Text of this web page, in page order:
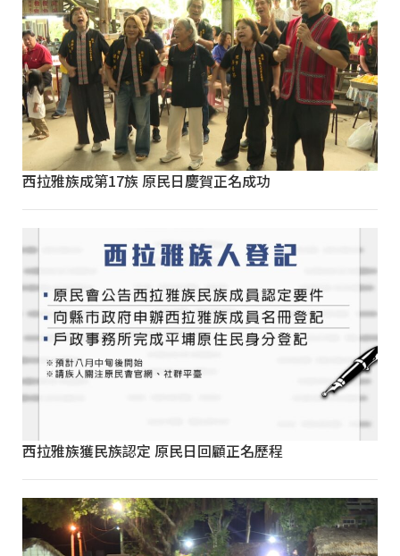
西拉雅族成第17族 原民日慶賀正名成功
西拉雅族獲民族認定 原民日回顧正名歷程